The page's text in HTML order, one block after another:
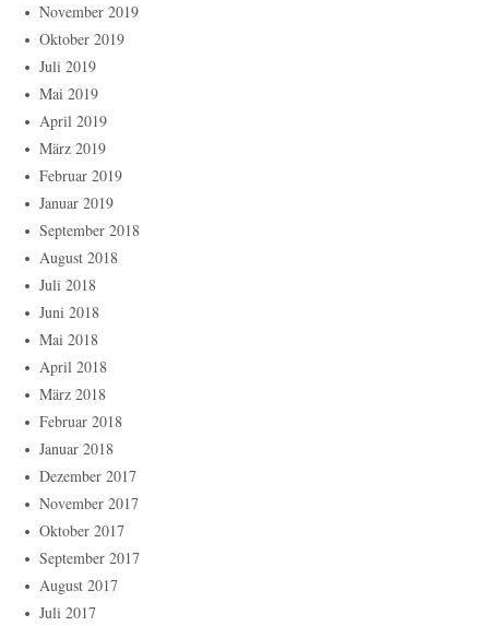
November 2019
Oktober 2019
Juli 2019
Mai 2019
April 2019
März 2019
Februar 2019
Januar 2019
September 2018
August 2018
Juli 2018
Juni 2018
Mai 2018
April 2018
März 2018
Februar 2018
Januar 2018
Dezember 2017
November 2017
Oktober 2017
September 2017
August 2017
Juli 2017